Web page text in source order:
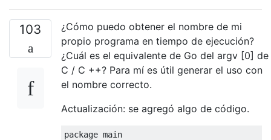
103
¿Cómo puedo obtener el nombre de mi
propio programa en tiempo de ejecución?
¿Cuál es el equivalente de Go del argv [0] de
C / C ++? Para mí es útil generar el uso con
el nombre correcto.
Actualización: se agregó algo de código.
package main